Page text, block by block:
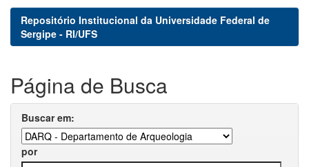
Repositório Institucional da Universidade Federal de
Sergipe - RI/UFS
Página de Busca
Buscar em:
por